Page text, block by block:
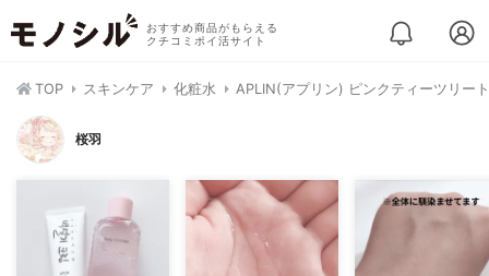
おすすめ商品がもらえる
クチコミポイ活サイト
TOP スキンケア 化粧水 APLIN(アプリン) ピンクティーツリー
桜羽